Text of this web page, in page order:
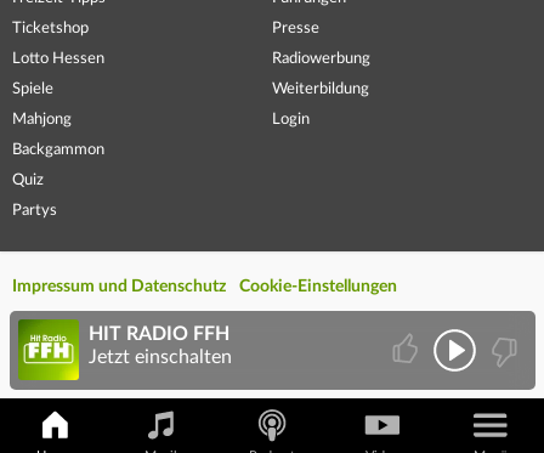
Ticketshop
Lotto Hessen
Spiele
Mahjong
Backgammon
Quiz
Partys
Presse
Radiowerbung
Weiterbildung
Login
Impressum und Datenschutz Cookie-Einstellungen
HIT RADIO FFH
Jetzt einschalten